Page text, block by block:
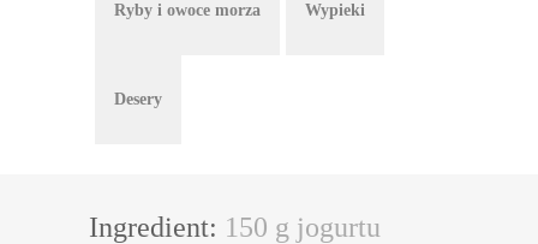
Ryby i owoce morza Wypieki
Desery
Ingredient: 150 g jogurtu